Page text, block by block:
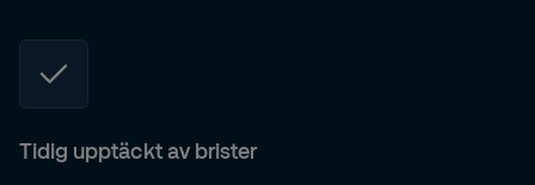
Tidig upptäckt av brister